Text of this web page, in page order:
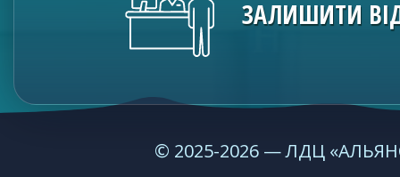
ЗАЛИШИТИ
© 2025-2026 — ЛДЦ